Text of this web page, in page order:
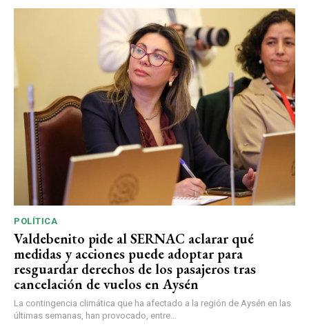
POLÍTICA
Valdebenito pide al SERNAC aclarar qué
medidas y acciones puede adoptar para
resguardar derechos de los pasajeros tras
cancelación de vuelos en Aysén
La contingencia climática que ha afectado a la región de Aysén en las
últimas semanas, han provocado, entre...